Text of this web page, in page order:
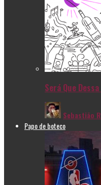
Será Que
Sebastião
Papo de boteco